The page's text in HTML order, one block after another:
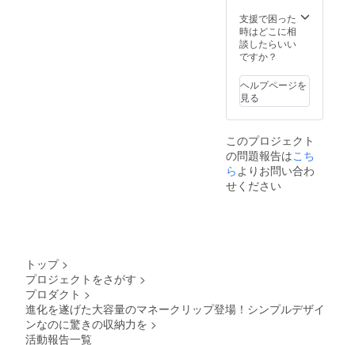
支援で困った
時はどこに相
談したらいい
ですか？
ヘルプページを
見る
このプロジェクト
の問題報告はこち
ら よりお問い合わ
せください
トップ >
プロジェクトをさがす >
プロダクト >
進化を遂げた大容量のマネークリップ登場！シンプルデザイ
ンなのに驚きの収納力を >
活動報告一覧